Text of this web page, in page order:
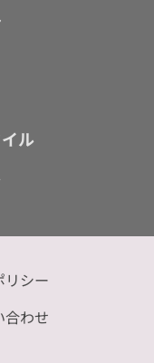
ル
リシー
合わせ